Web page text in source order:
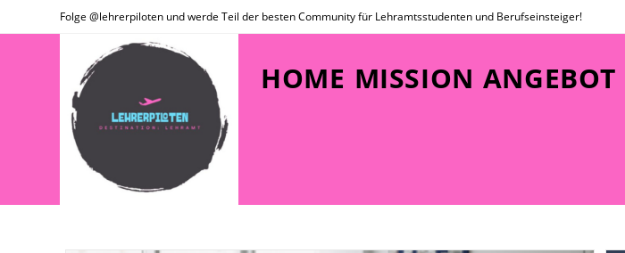
Folge @lehrerpiloten und werde Teil der besten Community für Lehramtsstudenten und Berufseinsteiger!
HOME MISSION ANGEBOT